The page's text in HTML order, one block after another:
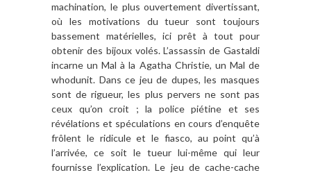
machination, le plus ouvertement divertissant,
où les motivations du tueur sont toujours
bassement matérielles, ici prêt à tout pour
obtenir des bijoux volés. L’assassin de Gastaldi
incarne un Mal à la Agatha Christie, un Mal de
whodunit. Dans ce jeu de dupes, les masques
sont de rigueur, les plus pervers ne sont pas
ceux qu’on croit ; la police piétine et ses
révélations et spéculations en cours d’enquête
frôlent le ridicule et le fiasco, au point qu’à
l’arrivée, ce soit le tueur lui-même qui leur
fournisse l’explication. Le jeu de cache-cache